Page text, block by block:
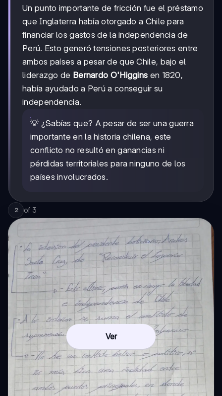
Un punto importante de fricción fue el préstamo
que Inglaterra había otorgado a Chile para
financiar los gastos de la independencia de
Perú. Esto generó tensiones posteriores entre
ambos países a pesar de que Chile, bajo el
liderazgo de Bernardo O'Higgins en 1820,
había ayudado a Perú a conseguir su
independencia.
💡 ¿Sabías que? A pesar de ser una guerra
importante en la historia chilena, este
conflicto no resultó en ganancias ni
pérdidas territoriales para ninguno de los
países involucrados.
2 of 3
Ver